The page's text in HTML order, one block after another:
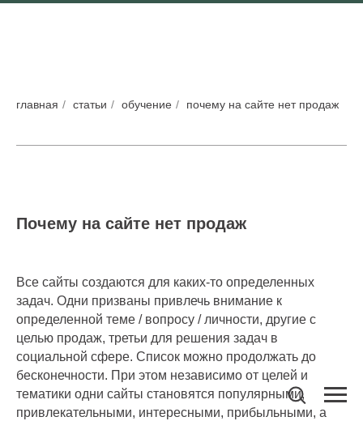
главная / статьи / обучение / почему на сайте нет продаж
Почему на сайте нет продаж
Все сайты создаются для каких-то определенных
задач. Одни призваны привлечь внимание к
определенной теме / вопросу / личности, другие с
целью продаж, третьи для решения задач в
социальной сфере. Список можно продолжать до
бесконечности. При этом независимо от целей и
тематики одни сайты становятся популярными,
привлекательными, интересными, прибыльными, а